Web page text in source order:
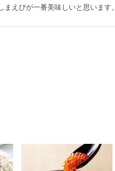
まえびが一番美味しいと思います。